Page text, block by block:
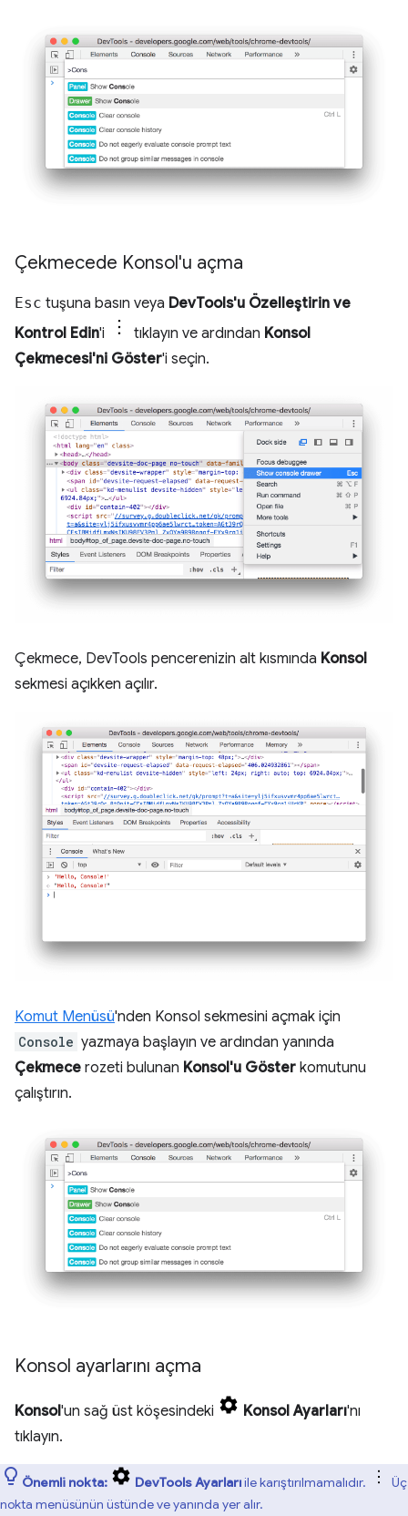
Çekmecede Konsol'u açma
Esc tuşuna basın veya DevTools'u Özelleştirin ve
Kontrol Edin'i tıklayın ve ardından Konsol
Çekmecesi'ni Göster'i seçin.
Çekmece, DevTools pencerenizin alt kısmında Konsol
sekmesi açıkken açılır.
Komut Menüsü'nden Konsol sekmesini açmak için
Console yazmaya başlayın ve ardından yanında
Çekmece rozeti bulunan Konsol'u Göster komutunu
çalıştırın.
Konsol ayarlarını açma
Konsol'un sağ üst köşesindeki Konsol Ayarları'nı
tıklayın.
Önemli nokta: DevTools Ayarlarıile karıştırılmamalıdır.
Üç
nokta menüsünün üstünde ve yanında yer alır.